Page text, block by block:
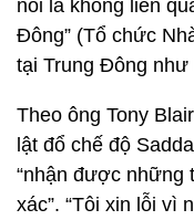
nói là không liên
Đông” (Tổ chức
tại Trung Đông như
Theo ông Tony
lật đổ chế độ
“nhận được những
xác”. “Tôi xin lỗi vì